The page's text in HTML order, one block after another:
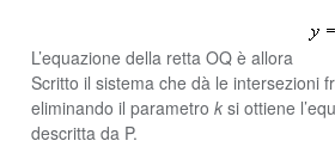
L’equazione della retta OQ è allora
Scritto il sistema che dà le intersezioni
eliminando il parametro k si ottiene
descritta da P.